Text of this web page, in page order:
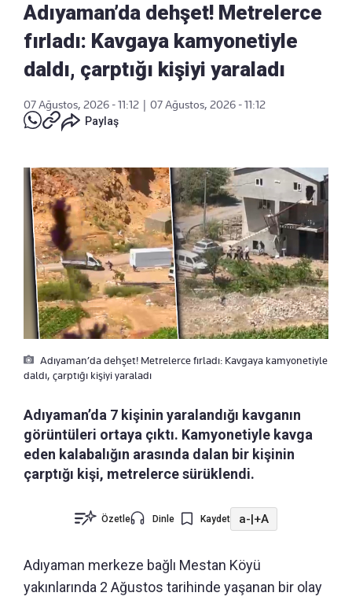
Adıyaman’da dehşet! Metrelerce
fırladı: Kavgaya kamyonetiyle
daldı, çarptığı kişiyi yaraladı
07 Ağustos, 2026 - 11:12
07 Ağustos, 2026 - 11:12
Paylaş
Adıyaman’da dehşet! Metrelerce fırladı: Kavgaya kamyonetiyle
daldı, çarptığı kişiyi yaraladı
Adıyaman’da 7 kişinin yaralandığı kavganın
görüntüleri ortaya çıktı. Kamyonetiyle kavga
eden kalabalığın arasında dalan bir kişinin
çarptığı kişi, metrelerce sürüklendi.
Özetle Dinle Kaydet a-|+A
Adıyaman merkeze bağlı Mestan Köyü
yakınlarında 2 Ağustos tarihinde yaşanan bir olay